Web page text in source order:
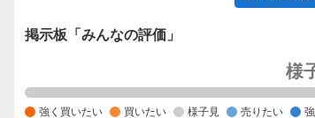
掲示板「みんなの評価」
く
買
様
強く買いたい 買いたい 様子見 売りたい